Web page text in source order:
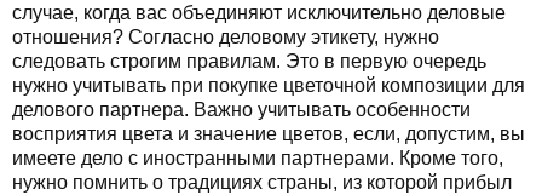
случае, когда вас объединяют исключительно деловые
отношения? Согласно деловому этикету, нужно
следовать строгим правилам. Это в первую очередь
нужно учитывать при покупке цветочной композиции для
делового партнера. Важно учитывать особенности
восприятия цвета и значение цветов, если, допустим, вы
имеете дело с иностранными партнерами. Кроме того,
нужно помнить о традициях страны, из которой прибыл